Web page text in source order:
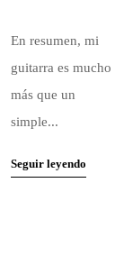
En resumen, mi
guitarra es mucho
más que un
simple...
Seguir leyendo